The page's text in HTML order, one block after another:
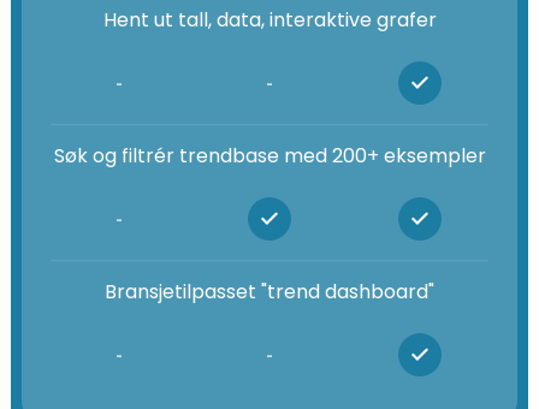
Hent ut tall, data, interaktive grafer
- -
Søk og filtrér trendbase med 200+ eksempler
-
Bransjetilpasset "trend dashboard"
- -